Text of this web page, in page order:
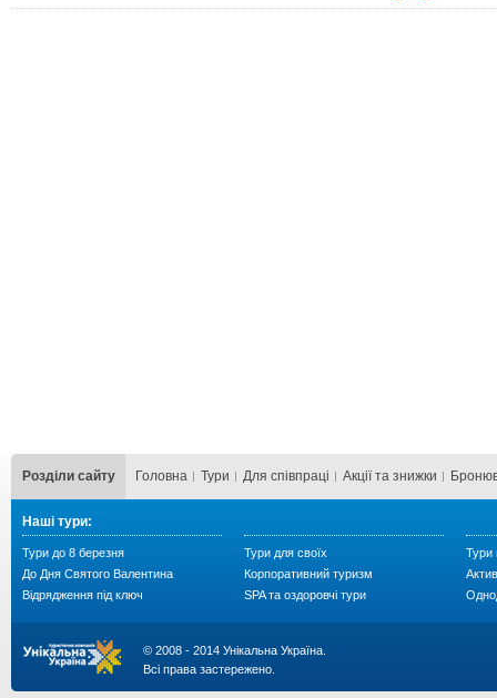
Розділи сайту Головна Тури Для cпівпраці Акції та знижки
Наші тури:
Тури до 8 березня
До Дня Святого Валентина
Відрядження під ключ
Тури для своїх
Корпоративний туризм
SPA та оздоровчі тури
Тури
© 2008 - 2014 Унікальна Україна.
Всі права застережено.